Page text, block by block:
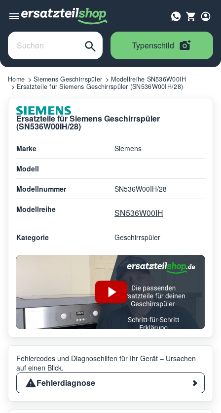
Typenschild
Home Siemens Geschirrspüler
Modellreihe SN536W00IH
Ersatzteile für Siemens Geschirrspüler (SN536W00IH/28)
Ersatzteile für Siemens Geschirrspüler
(SN536W00IH/28)
Marke Siemens
Modell
Modellnummer SN536W00IH/28
Modellreihe SN536W00IH
Kategorie Geschirrspüler
Fehlercodes und Diagnosehilfen für Ihr Gerät – Ursachen
auf einen Blick.
Fehlerdiagnose